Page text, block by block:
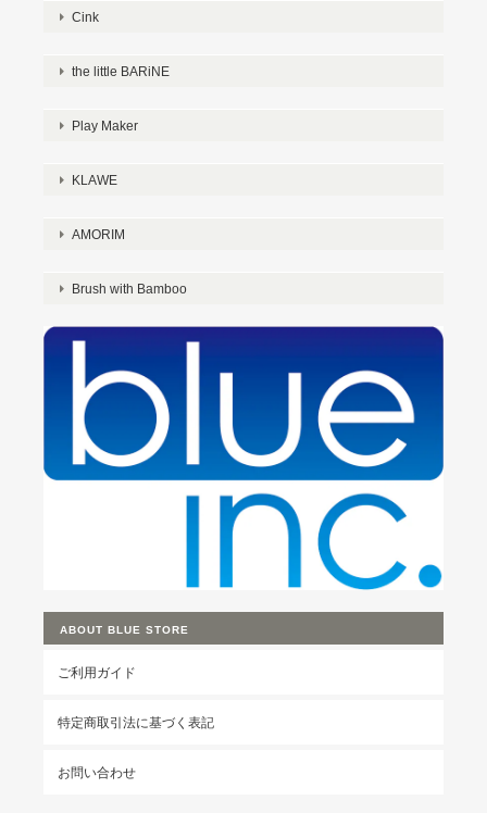
Cink
the little BARiNE
Play Maker
KLAWE
AMORIM
Brush with Bamboo
ABOUT BLUE STORE
ご利用ガイド
特定商取引法に基づく表記
お問い合わせ